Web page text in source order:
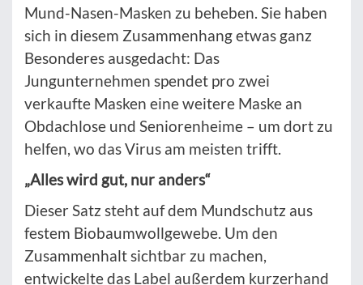
Mund-Nasen-Masken zu beheben. Sie haben
sich in diesem Zusammenhang etwas ganz
Besonderes ausgedacht: Das
Jungunternehmen spendet pro zwei
verkaufte Masken eine weitere Maske an
Obdachlose und Seniorenheime – um dort zu
helfen, wo das Virus am meisten trifft.
„Alles wird gut, nur anders“
Dieser Satz steht auf dem Mundschutz aus
festem Biobaumwollgewebe. Um den
Zusammenhalt sichtbar zu machen,
entwickelte das Label außerdem kurzerhand